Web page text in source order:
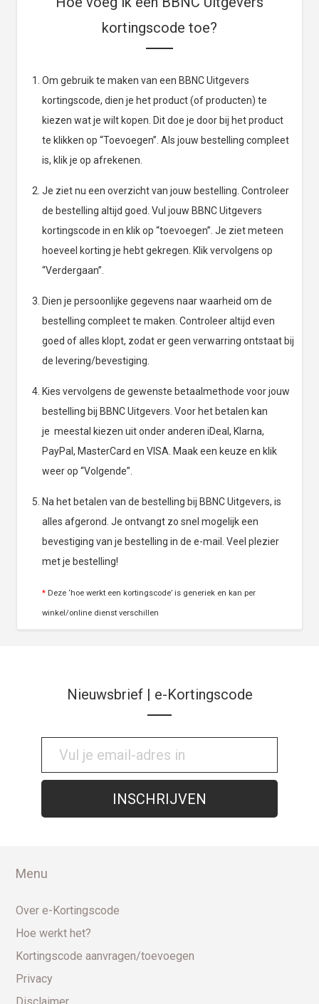
kortingscode toe?
Om gebruik te maken van een BBNC Uitgevers
kortingscode, dien je het product (of producten) te
kiezen wat je wilt kopen. Dit doe je door bij het product
te klikken op “Toevoegen”. Als jouw bestelling compleet
is, klik je op afrekenen.
Je ziet nu een overzicht van jouw bestelling. Controleer
de bestelling altijd goed. Vul jouw BBNC Uitgevers
kortingscode in en klik op “toevoegen”. Je ziet meteen
hoeveel korting je hebt gekregen. Klik vervolgens op
“Verdergaan”.
Dien je persoonlijke gegevens naar waarheid om de
bestelling compleet te maken. Controleer altijd even
goed of alles klopt, zodat er geen verwarring ontstaat bij
de levering/bevestiging.
Kies vervolgens de gewenste betaalmethode voor jouw
bestelling bij BBNC Uitgevers. Voor het betalen kan
je meestal kiezen uit onder anderen iDeal, Klarna,
PayPal, MasterCard en VISA. Maak een keuze en klik
weer op “Volgende”.
Na het betalen van de bestelling bij BBNC Uitgevers, is
alles afgerond. Je ontvangt zo snel mogelijk een
bevestiging van je bestelling in de e-mail. Veel plezier
met je bestelling!
* Deze ‘hoe werkt een kortingscode’ is generiek en kan per
winkel/online dienst verschillen
Nieuwsbrief | e-Kortingscode
Menu
Over e-Kortingscode
Hoe werkt het?
Kortingscode aanvragen/toevoegen
Privacy
Disclaimer